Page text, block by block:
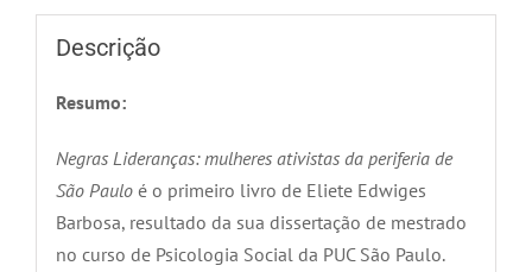
Descrição
Resumo:
Negras Lideranças: mulheres ativistas da periferia de
São Pauloé o primeiro livro de Eliete Edwiges
Barbosa, resultado da sua dissertação de mestrado
no curso de Psicologia Social da PUC São Paulo.